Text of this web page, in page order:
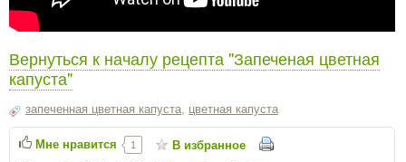
Вернуться к началу рецепта "Запеченая цветная
капуста"
запеченная цветная капуста, цветная капуста
Мне нравится 1 В избранное